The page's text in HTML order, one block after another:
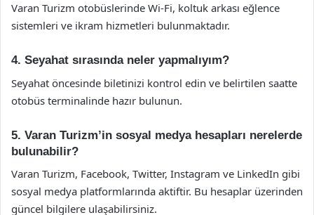
Varan Turizm otobüslerinde Wi-Fi, koltuk arkası eğlence
sistemleri ve ikram hizmetleri bulunmaktadır.
4. Seyahat sırasında neler yapmalıyım?
Seyahat öncesinde biletinizi kontrol edin ve belirtilen saatte
otobüs terminalinde hazır bulunun.
5. Varan Turizm’in sosyal medya hesapları nerelerde
bulunabilir?
Varan Turizm, Facebook, Twitter, Instagram ve LinkedIn gibi
sosyal medya platformlarında aktiftir. Bu hesaplar üzerinden
güncel bilgilere ulaşabilirsiniz.